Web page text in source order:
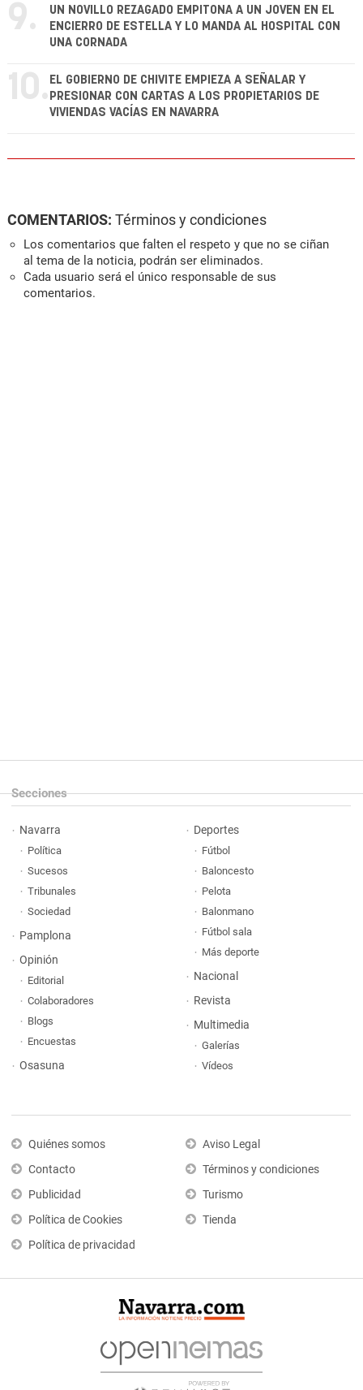
9.
UN NOVILLO REZAGADO EMPITONA A UN JOVEN EN EL
ENCIERRO DE ESTELLA Y LO MANDA AL HOSPITAL CON
UNA CORNADA
10. EL GOBIERNO DE CHIVITE EMPIEZA A SEÑALAR Y
PRESIONAR CON CARTAS A LOS PROPIETARIOS DE
VIVIENDAS VACÍAS EN NAVARRA
COMENTARIOS: Términos y condiciones
Los comentarios que falten el respeto y que no se ciñan
al tema de la noticia, podrán ser eliminados.
Cada usuario será el único responsable de sus
comentarios.
Secciones
Navarra
Política
Sucesos
Tribunales
Sociedad
Pamplona
Opinión
Editorial
Colaboradores
Blogs
Encuestas
Osasuna
Deportes
Fútbol
Baloncesto
Pelota
Balonmano
Fútbol sala
Más deporte
Nacional
Revista
Multimedia
Galerías
Vídeos
Quiénes somos
Contacto
Publicidad
Política de Cookies
Política de privacidad
Aviso Legal
Términos y condiciones
Turismo
Tienda